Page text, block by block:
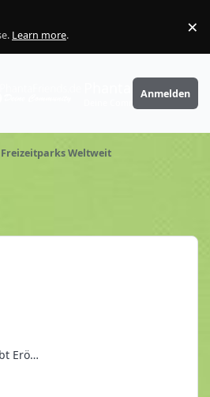
Learn more. ×
PhantaFriends.de
Anmelden
Freizeitparks Weltweit
Erö…